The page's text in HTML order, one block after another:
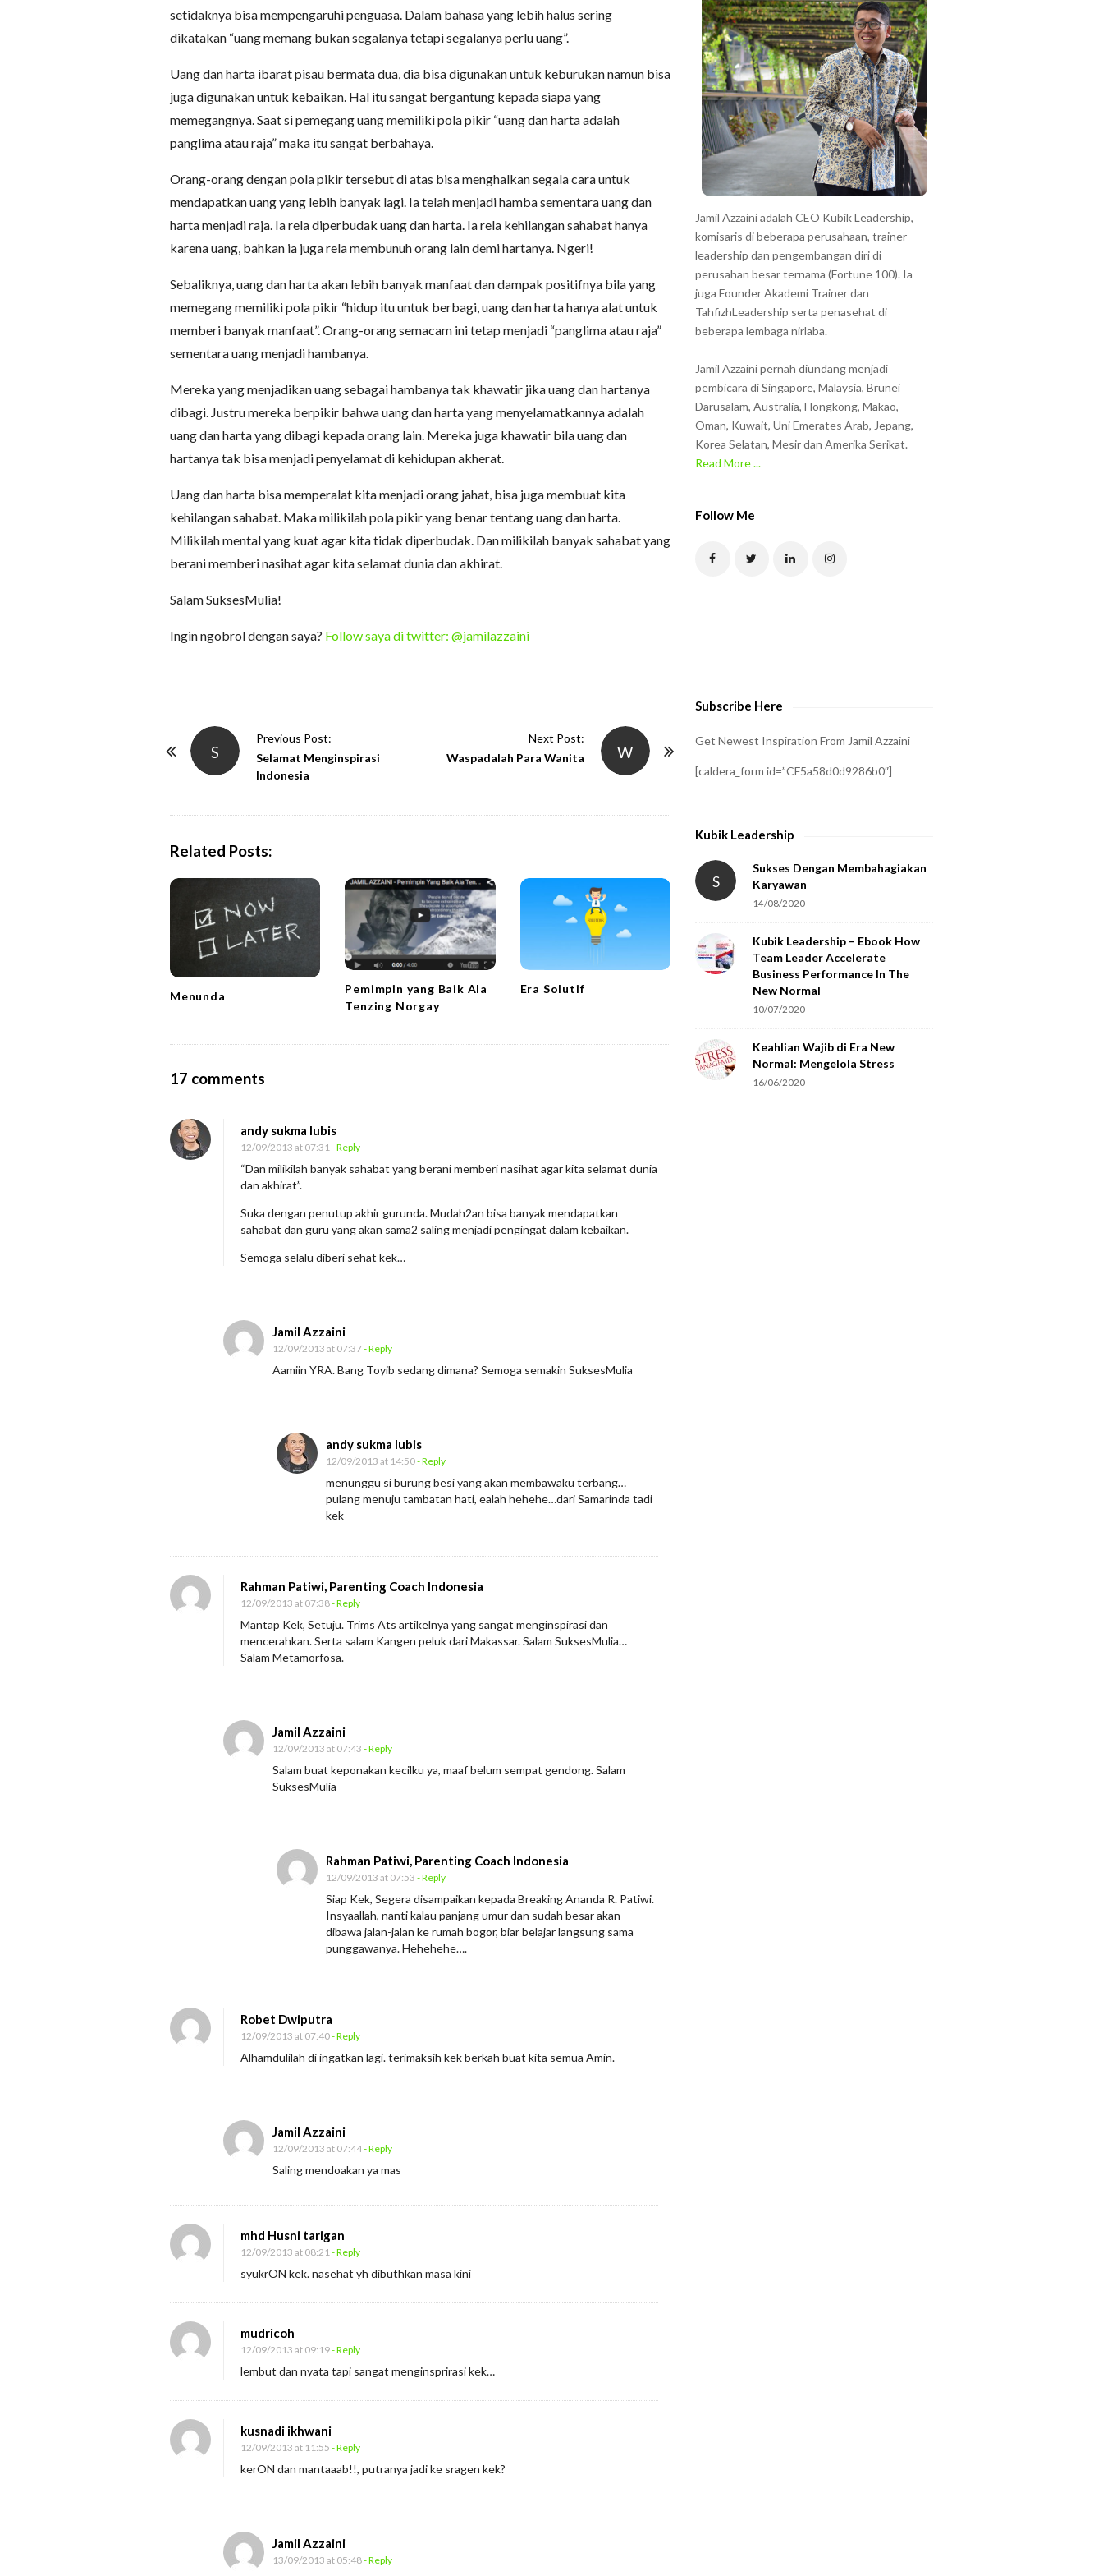
setidaknya bisa mempengaruhi penguasa. Dalam bahasa yang lebih halus sering
dikatakan “uang memang bukan segalanya tetapi segalanya perlu uang”.
Uang dan harta ibarat pisau bermata dua, dia bisa digunakan untuk keburukan namun bisa
juga digunakan untuk kebaikan. Hal itu sangat bergantung kepada siapa yang
memegangnya. Saat si pemegang uang memiliki pola pikir “uang dan harta adalah
panglima atau raja” maka itu sangat berbahaya.
Orang-orang dengan pola pikir tersebut di atas bisa menghalkan segala cara untuk
mendapatkan uang yang lebih banyak lagi. Ia telah menjadi hamba sementara uang dan
harta menjadi raja. Ia rela diperbudak uang dan harta. Ia rela kehilangan sahabat hanya
karena uang, bahkan ia juga rela membunuh orang lain demi hartanya. Ngeri!
Sebaliknya, uang dan harta akan lebih banyak manfaat dan dampak positifnya bila yang
memegang memiliki pola pikir “hidup itu untuk berbagi, uang dan harta hanya alat untuk
memberi banyak manfaat”. Orang-orang semacam ini tetap menjadi “panglima atau raja”
sementara uang menjadi hambanya.
Mereka yang menjadikan uang sebagai hambanya tak khawatir jika uang dan hartanya
dibagi. Justru mereka berpikir bahwa uang dan harta yang menyelamatkannya adalah
uang dan harta yang dibagi kepada orang lain. Mereka juga khawatir bila uang dan
hartanya tak bisa menjadi penyelamat di kehidupan akherat.
Uang dan harta bisa memperalat kita menjadi orang jahat, bisa juga membuat kita
kehilangan sahabat. Maka milikilah pola pikir yang benar tentang uang dan harta.
Milikilah mental yang kuat agar kita tidak diperbudak. Dan milikilah banyak sahabat yang
berani memberi nasihat agar kita selamat dunia dan akhirat.
Salam SuksesMulia!
Ingin ngobrol dengan saya? Follow saya di twitter: @jamilazzaini
S
Previous Post:
Selamat Menginspirasi
Indonesia
W
Next Post:
Waspadalah Para Wanita
Related Posts:
Menunda
Pemimpin yang Baik Ala
Tenzing Norgay
Era Solutif
17 comments
n
t
u
k
A
p
u
?
andy sukma lubis
12/09/2013 at 07:31 - Reply
“Dan milikilah banyak sahabat yang berani memberi nasihat agar kita selamat dunia
dan akhirat”.
Suka dengan penutup akhir gurunda. Mudah2an bisa banyak mendapatkan
sahabat dan guru yang akan sama2 saling menjadi pengingat dalam kebaikan.
Semoga selalu diberi sehat kek…
Jamil Azzaini
12/09/2013 at 07:37- Reply
Aamiin YRA. Bang Toyib sedang dimana? Semoga semakin SuksesMulia
andy sukma lubis
12/09/2013 at 14:50- Reply
menunggu si burung besi yang akan membawaku terbang…
pulang menuju tambatan hati, ealah hehehe…dari Samarinda tadi
kek
Rahman Patiwi, Parenting Coach Indonesia
12/09/2013 at 07:38- Reply
Mantap Kek, Setuju. Trims Ats artikelnya yang sangat menginspirasi dan
mencerahkan. Serta salam Kangen peluk dari Makassar. Salam SuksesMulia…
Salam Metamorfosa.
Jamil Azzaini
12/09/2013 at 07:43 - Reply
Salam buat keponakan kecilku ya, maaf belum sempat gendong. Salam
SuksesMulia
Rahman Patiwi, Parenting Coach Indonesia
12/09/2013 at 07:53 - Reply
Siap Kek, Segera disampaikan kepada Breaking Ananda R. Patiwi.
Insyaallah, nanti kalau panjang umur dan sudah besar akan
dibawa jalan-jalan ke rumah bogor, biar belajar langsung sama
punggawanya. Hehehehe….
Robet Dwiputra
12/09/2013 at 07:40- Reply
Alhamdulilah di ingatkan lagi. terimaksih kek berkah buat kita semua Amin.
Jamil Azzaini
12/09/2013 at 07:44- Reply
Saling mendoakan ya mas
mhd Husni tarigan
12/09/2013 at 08:21 - Reply
syukrON kek. nasehat yh dibuthkan masa kini
mudricoh
12/09/2013 at 09:19- Reply
lembut dan nyata tapi sangat menginsprirasi kek…
kusnadi ikhwani
12/09/2013 at 11:55 - Reply
kerON dan mantaaab!!, putranya jadi ke sragen kek?
Jamil Azzaini
13/09/2013 at 05:48- Reply
Jamil Azzaini adalah CEO Kubik Leadership,
komisaris di beberapa perusahaan, trainer
leadership dan pengembangan diri di
perusahan besar ternama (Fortune 100). Ia
juga Founder Akademi Trainer dan
TahfizhLeadership serta penasehat di
beberapa lembaga nirlaba.
Jamil Azzaini pernah diundang menjadi
pembicara di Singapore, Malaysia, Brunei
Darusalam, Australia, Hongkong, Makao,
Oman, Kuwait, Uni Emerates Arab, Jepang,
Korea Selatan, Mesir dan Amerika Serikat.
Read More ...
Follow Me
Subscribe Here
Get Newest Inspiration From Jamil Azzaini
[caldera_form id=”CF5a58d0d9286b0″]
Kubik Leadership
S
Sukses Dengan Membahagiakan
Karyawan
14/08/2020
Kubik Leadership – Ebook How
Team Leader Accelerate
Business Performance In The
New Normal
10/07/2020
Keahlian Wajib di Era New
Normal: Mengelola Stress
16/06/2020